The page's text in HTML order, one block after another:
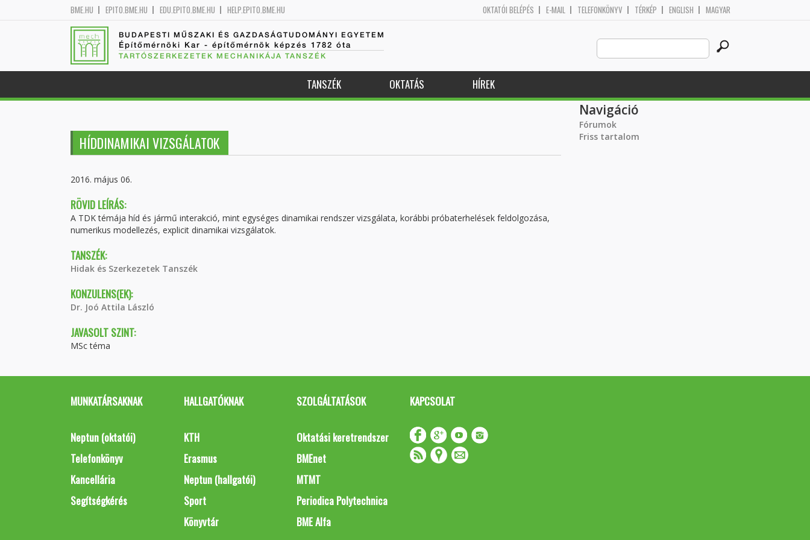
BME.HU EPITO.BME.HU EDU.EPITO.BME.HU HELP.EPITO.BME.HU OKTATÓI BELÉPÉS E-MAIL TELEFONKÖNYV TÉRKÉP ENGLISH MAGYAR
BUDAPESTI MŰSZAKI ÉS GAZDASÁGTUDOMÁNYI EGYETEM
Építőmérnöki Kar - építőmérnök képzés 1782 óta
TARTÓSZERKEZETEK MECHANIKÁJA TANSZÉK
Search
this
site
TANSZÉK OKTATÁS HÍREK
HÍDDINAMIKAI VIZSGÁLATOK
2016. május 06.
RÖVID LEÍRÁS:
A TDK témája híd és jármű interakció, mint egységes dinamikai rendszer vizsgálata, korábbi próbaterhelések feldolgozása,
numerikus modellezés, explicit dinamikai vizsgálatok.
TANSZÉK:
Hidak és Szerkezetek Tanszék
KONZULENS(EK):
Dr. Joó Attila László
JAVASOLT SZINT:
MSc téma
Navigáció
Fórumok
Friss tartalom
MUNKATÁRSAKNAK
Neptun (oktatói)
Telefonkönyv
Kancellária
Segítségkérés
HALLGATÓKNAK
KTH
Erasmus
Neptun (hallgatói)
Sport
Könyvtár
SZOLGÁLTATÁSOK
Oktatási keretrendszer
BMEnet
MTMT
Periodica Polytechnica
BME Alfa
KAPCSOLAT